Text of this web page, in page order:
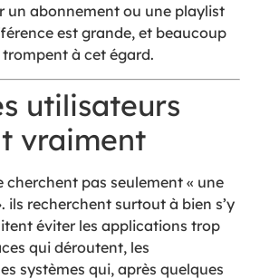
un abonnement ou une playlist
est grande, et beaucoup
trompent à cet égard.
utilisateurs
vraiment
cherchent pas seulement « une
ils recherchent surtout à bien s’y
éviter les applications trop
qui déroutent, les
systèmes qui, après quelques